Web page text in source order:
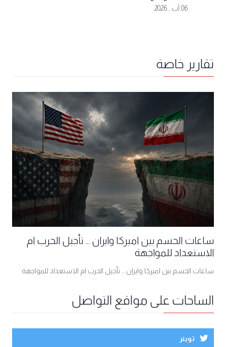
06 آب , 2026
تقارير خاصة
ساعات الحسم بين اميركا وايران ... تأجيل الحرب ام
الاستعداد للمواجهة
ساعات الحسم بين اميركا وايران ... تأجيل الحرب ام الاستعداد للمواجهة
الساحات على مواقع التواصل
توينر